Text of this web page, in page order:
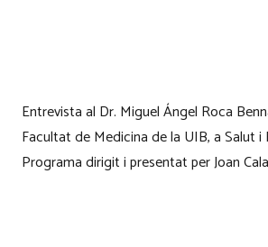
Entrevista al Dr. Miguel Ángel Roca
Facultat de Medicina de la UIB, a Salut i
Programa dirigit i presentat per Joan